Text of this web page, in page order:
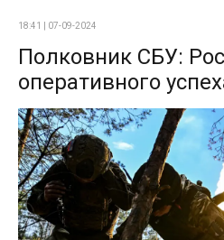
18:41 | 07-09-2024
Полковник СБУ:
оперативного